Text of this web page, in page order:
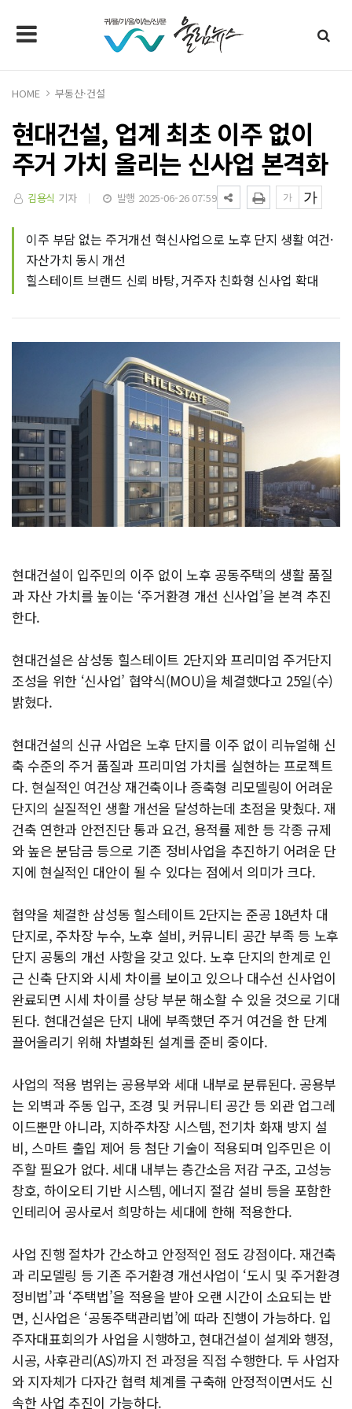
HOME 부동산·건설
현대건설, 업계 최초 이주 없이
주거 가치 올리는 신사업 본격화
김용식 기자 발행 2025-06-26 07:59
이주 부담 없는 주거개선 혁신사업으로 노후 단지 생활 여건·
자산가치 동시 개선
힐스테이트 브랜드 신뢰 바탕, 거주자 친화형 신사업 확대
현대건설이 입주민의 이주 없이 노후 공동주택의 생활 품질
과 자산 가치를 높이는 ‘주거환경 개선 신사업’을 본격 추진
한다.
현대건설은 삼성동 힐스테이트 2단지와 프리미엄 주거단지
조성을 위한 ‘신사업’ 협약식(MOU)을 체결했다고 25일(수)
밝혔다.
현대건설의 신규 사업은 노후 단지를 이주 없이 리뉴얼해 신
축 수준의 주거 품질과 프리미엄 가치를 실현하는 프로젝트
다. 현실적인 여건상 재건축이나 증축형 리모델링이 어려운
단지의 실질적인 생활 개선을 달성하는데 초점을 맞췄다. 재
건축 연한과 안전진단 통과 요건, 용적률 제한 등 각종 규제
와 높은 분담금 등으로 기존 정비사업을 추진하기 어려운 단
지에 현실적인 대안이 될 수 있다는 점에서 의미가 크다.
협약을 체결한 삼성동 힐스테이트 2단지는 준공 18년차 대
단지로, 주차장 누수, 노후 설비, 커뮤니티 공간 부족 등 노후
단지 공통의 개선 사항을 갖고 있다. 노후 단지의 한계로 인
근 신축 단지와 시세 차이를 보이고 있으나 대수선 신사업이
완료되면 시세 차이를 상당 부분 해소할 수 있을 것으로 기대
된다. 현대건설은 단지 내에 부족했던 주거 여건을 한 단계
끌어올리기 위해 차별화된 설계를 준비 중이다.
사업의 적용 범위는 공용부와 세대 내부로 분류된다. 공용부
는 외벽과 주동 입구, 조경 및 커뮤니티 공간 등 외관 업그레
이드뿐만 아니라, 지하주차장 시스템, 전기차 화재 방지 설
비, 스마트 출입 제어 등 첨단 기술이 적용되며 입주민은 이
주할 필요가 없다. 세대 내부는 층간소음 저감 구조, 고성능
창호, 하이오티 기반 시스템, 에너지 절감 설비 등을 포함한
인테리어 공사로서 희망하는 세대에 한해 적용한다.
사업 진행 절차가 간소하고 안정적인 점도 강점이다. 재건축
과 리모델링 등 기존 주거환경 개선사업이 ‘도시 및 주거환경
정비법’과 ‘주택법’을 적용을 받아 오랜 시간이 소요되는 반
면, 신사업은 ‘공동주택관리법’에 따라 진행이 가능하다. 입
주자대표회의가 사업을 시행하고, 현대건설이 설계와 행정,
시공, 사후관리(AS)까지 전 과정을 직접 수행한다. 두 사업자
와 지자체가 다자간 협력 체계를 구축해 안정적이면서도 신
속한 사업 추진이 가능하다.